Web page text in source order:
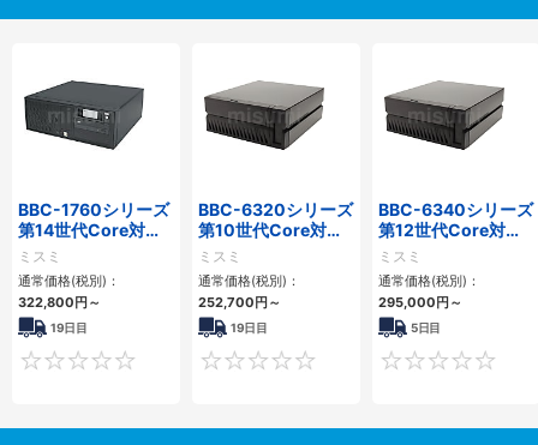
BBC-1760シリーズ
第14世代Core対応
小型フロアマウント
3PCIe
ミスミ
通常価格(税別)：
322,800円～
19日目
0
BBC-6320シリーズ
第10世代Core対応
小型フロアマウント
FAPC 2PCI・2PCIe
ミスミ
通常価格(税別)：
252,700円～
19日目
0
BBC-6340シリーズ
第12世代Core対応
小型フロアマウント
PC2PCI/2PCIe
ミスミ
通常価格(税別)：
295,000円～
5日目